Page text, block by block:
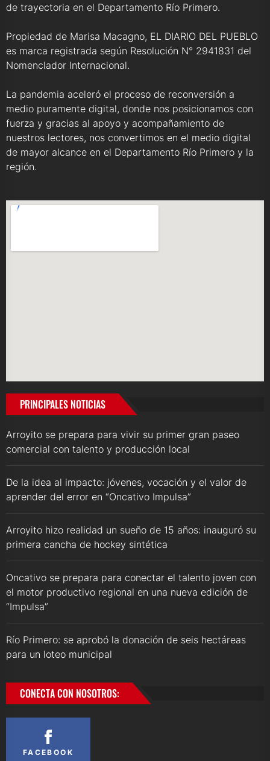
de trayectoria en el Departamento Río Primero.
Propiedad de Marisa Macagno, EL DIARIO DEL PUEBLO
es marca registrada según Resolución N° 2941831 del
Nomenclador Internacional.
La pandemia aceleró el proceso de reconversión a
medio puramente digital, donde nos posicionamos con
fuerza y gracias al apoyo y acompañamiento de
nuestros lectores, nos convertimos en el medio digital
de mayor alcance en el Departamento Río Primero y la
región.
PRINCIPALES NOTICIAS
Arroyito se prepara para vivir su primer gran paseo
comercial con talento y producción local
De la idea al impacto: jóvenes, vocación y el valor de
aprender del error en “Oncativo Impulsa”
Arroyito hizo realidad un sueño de 15 años: inauguró su
primera cancha de hockey sintética
Oncativo se prepara para conectar el talento joven con
el motor productivo regional en una nueva edición de
“Impulsa”
Río Primero: se aprobó la donación de seis hectáreas
para un loteo municipal
CONECTA CON NOSOTROS:
FACEBOOK